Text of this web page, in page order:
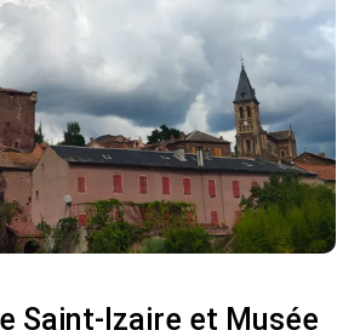
Saint-Izaire et Musée